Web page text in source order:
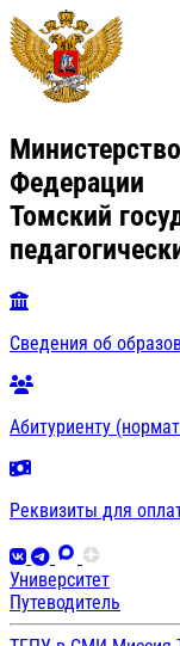
Федерации
Томский
Сведения об
Абитуриенту
Реквизиты для
Университет
Путеводитель